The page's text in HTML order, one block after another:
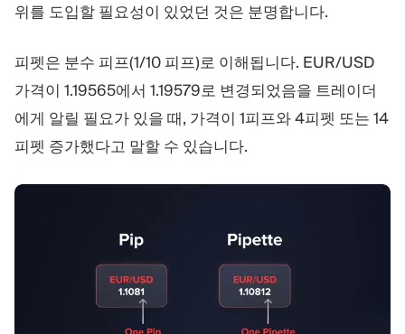
위를 도입할 필요성이 있었던 것은 분명합니다.
피펫은 분수 피프(1/10 피프)로 이해됩니다. EUR/USD
가격이 1.19565에서 1.19579로 변경되었음을 트레이더
에게 알릴 필요가 있을 때, 가격이 1피프와 4피펫 또는 14
피펫 증가했다고 말할 수 있습니다.